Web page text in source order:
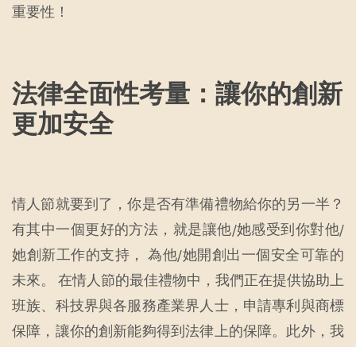
重要性！
法律全面性考量：讓你的創新
更加安全
情人節就要到了，你是否有準備禮物給你的另一半？
有其中一個更好的方法，就是讓他/她感受到你對他/
她創新工作的支持， 為他/她開創出一個安全可靠的
未來。 在情人節的最佳禮物中，我們正在提供協助上
班族、科技界與各服務產業界人士，申請專利與商標
保障，讓你的創新能夠得到法律上的保障。此外，我